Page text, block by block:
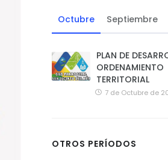
Octubre Septiembre
PLAN DE
ORDENAMIENTO
TERRITORIAL
7 de Octubre de
OTROS PERÍODOS